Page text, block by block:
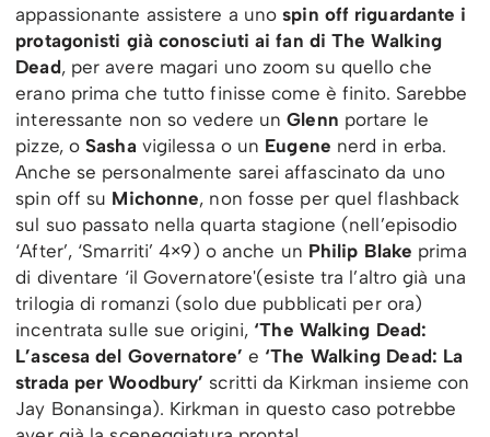
appassionante assistere a unospin off riguardante i
protagonisti già conosciuti ai fan di The Walking
Dead, per avere magari uno zoom su quello che
erano prima che tutto finisse come è finito. Sarebbe
interessante non so vedere unGlenn portare le
pizze, oSasha vigilessa o un Eugene nerd in erba.
Anche se personalmente sarei affascinato da uno
spin off su Michonne, non fosse per quel flashback
sul suo passato nella quarta stagione (nell’episodio
‘After’, ‘Smarriti’ 4×9) o anche un Philip Blake prima
di diventare ‘il Governatore'(esiste tra l’altro già una
trilogia di romanzi (solo due pubblicati per ora)
incentrata sulle sue origini, ‘The Walking Dead:
L’ascesa del Governatore’ e ‘The Walking Dead: La
strada per Woodbury’ scritti da Kirkman insieme con
Jay Bonansinga). Kirkman in questo caso potrebbe